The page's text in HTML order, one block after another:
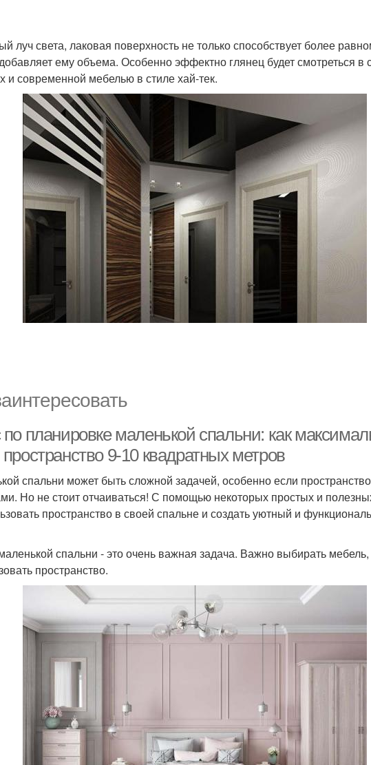
луч света, лаковая поверхность не только способствует более
ему объема. Особенно эффектно глянец будет смотреться в
и современной мебелью в стиле хай-тек.
планировке маленькой спальни: как
9-10 квадратных метров
спальни может быть сложной задачей, особенно если
Но не стоит отчаиваться! С помощью некоторых простых и
пространство в своей спальне и создать уютный и
спальни - это очень важная задача. Важно выбирать мебель,
пространство.